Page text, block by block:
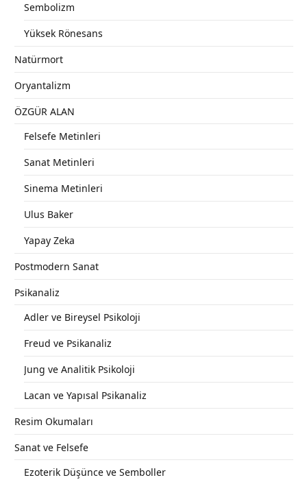
Sembolizm
Yüksek Rönesans
Natürmort
Oryantalizm
ÖZGÜR ALAN
Felsefe Metinleri
Sanat Metinleri
Sinema Metinleri
Ulus Baker
Yapay Zeka
Postmodern Sanat
Psikanaliz
Adler ve Bireysel Psikoloji
Freud ve Psikanaliz
Jung ve Analitik Psikoloji
Lacan ve Yapısal Psikanaliz
Resim Okumaları
Sanat ve Felsefe
Ezoterik Düşünce ve Semboller